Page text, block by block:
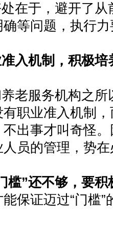
在于，避开了
等问题，执行
入机制，积极培
老服务机构之
职业准入机制
出事才叫奇怪
员的管理，势
槛”还不够，要积
能保证迈过“门槛”